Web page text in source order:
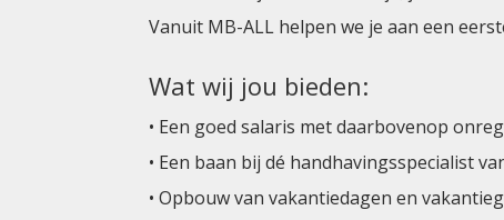
Vanuit MB-ALL helpen we je aan een
Wat wij jou bieden:
• Een goed salaris met daarbovenop
• Een baan bij dé handhavingsspecialist
• Opbouw van vakantiedagen en